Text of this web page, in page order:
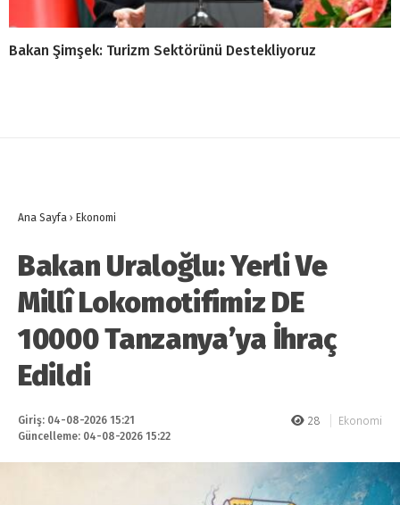
Bakan Şimşek: Turizm Sektörünü Destekliyoruz
Ana Sayfa › Ekonomi
Bakan Uraloğlu: Yerli Ve
Millî Lokomotifimiz DE
10000 Tanzanya’ya İhraç
Edildi
Giriş: 04-08-2026 15:21
Güncelleme: 04-08-2026 15:22
28 Ekonomi